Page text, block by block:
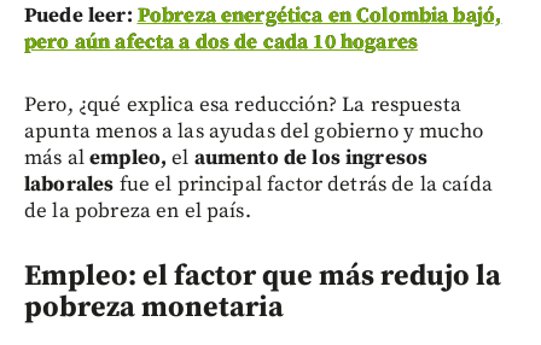
Puede leer: Pobreza energética en Colombia bajó,
pero aún afecta a dos de cada 10 hogares
Pero, ¿qué explica esa reducción? La respuesta
apunta menos a las ayudas del gobierno y mucho
más alempleo, el aumento de los ingresos
laborales fue el principal factor detrás de la caída
de la pobreza en el país.
Empleo: el factor que más redujo la
pobreza monetaria